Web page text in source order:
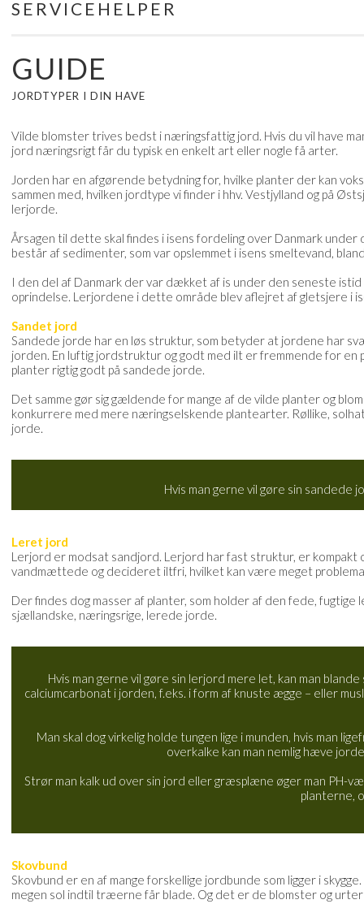
Skip
SERVICEHELPER
GUIDE
JORDTYPER I DIN HAVE
Vilde blomster trives bedst i næringsfattig jord. Hvis du vil have
jord næringsrigt får du typisk en enkelt art eller nogle få arter.
Jorden har en afgørende betydning for, hvilke planter der kan
sammen med, hvilken jordtype vi finder i hhv. Vestjylland og på
lerjorde.
Årsagen til dette skal findes i isens fordeling over Danmark
består af sedimenter, som var opslemmet i isens smeltevand,
I den del af Danmark der var dækket af is under den seneste
oprindelse. Lerjordene i dette område blev aflejret af gletsjere i
Sandet jord
Sandede jorde har en løs struktur, som betyder at jordene har
jorden. En luftig jordstruktur og godt med ilt er fremmende for
planter rigtig godt på sandede jorde.
Det samme gør sig gældende for mange af de vilde planter og
konkurrere med mere næringselskende plantearter. Røllike,
jorde.
Hvis man gerne vil gøre sin sandede
Leret jord
Lerjord er modsat sandjord. Lerjord har fast struktur, er
vandmættede og decideret iltfri, hvilket kan være meget
Der findes dog masser af planter, som holder af den fede,
sjællandske, næringsrige, lerede jorde.
Hvis man gerne vil gøre sin lerjord mere let, kan man
calciumcarbonat i jorden, f.eks. i form af knuste ægge – eller
Man skal dog virkelig holde tungen lige i munden, hvis man
overkalke kan man nemlig hæve
Strør man kalk ud over sin jord eller græsplæne øger man PH-
planterne,
Skovbund
Skovbund er en af mange forskellige jordbunde som ligger i
megen sol indtil træerne får blade. Og det er de blomster og